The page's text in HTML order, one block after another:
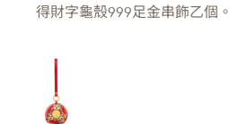
得財字龜殼999足金串飾乙個。